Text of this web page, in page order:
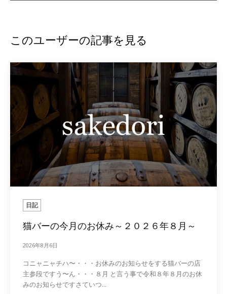
このユーザーの記事を見る
日記
猫バーの今月のお休み～２０２６年８月～
2026年8月6日
コニャニャチハ〜・・・お休みのお知らせをする猫バーの店
主参段ですう〜ん・・・８月 と言う事で令和８年８月のお休
みのお知らせですさていつ...